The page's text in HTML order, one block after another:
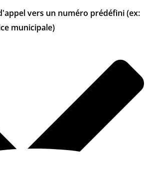
vers un numéro prédéfini (ex:
municipale)